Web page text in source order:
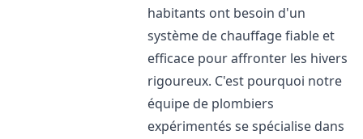
habitants ont besoin d'un
système de chauffage fiable et
efficace pour affronter les hivers
rigoureux. C'est pourquoi notre
équipe de plombiers
expérimentés se spécialise dans